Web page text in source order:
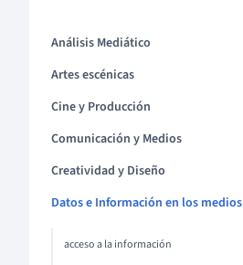
Análisis Mediático
Artes escénicas
Cine y Producción
Comunicación y Medios
Creatividad y Diseño
Datos e Información en los medios
acceso a la información